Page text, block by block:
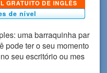
GRATUITO DE INGLÊS
de nível
uma barraquinha par
pode ter o seu momento
seu escritório ou mes